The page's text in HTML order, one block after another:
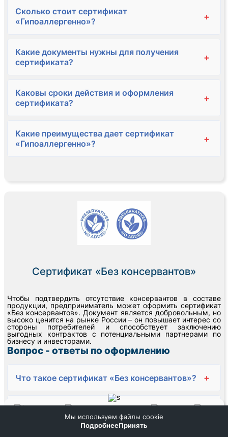
Сколько стоит сертификат
«Гипоаллергенно»?
+
Какие документы нужны для получения
сертификата?
+
Каковы сроки действия и оформления
сертификата?
+
Какие преимущества дает сертификат
«Гипоаллергенно»?
+
Сертификат «Без консервантов»
Чтобы подтвердить отсутствие консервантов в составе
продукции, предприниматель может оформить сертификат
«Без консервантов». Документ является добровольным, но
высоко ценится на рынке России – он повышает интерес со
стороны потребителей и способствует заключению
выгодных контрактов с потенциальными партнерами по
бизнесу и инвесторами.
Вопрос - ответы по оформлению
Что такое сертификат «Без консервантов»? +
Для каких продуктов необходим сертификат
«Без консервантов»?
Меню
Мы используем файлы cookie
ПодробнееПринять